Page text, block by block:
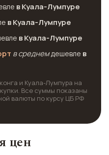
в Куала-Лумпуре
в Куала-Лумпуре
в Куала-Лумпуре
в среднемдешевле в
и Куала-Лумпура на
Все суммы показаны
валюты по курсу ЦБ РФ
цен